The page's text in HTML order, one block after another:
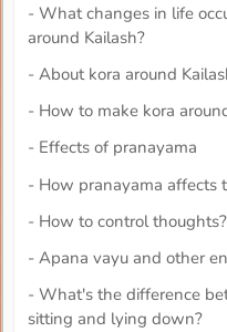
- What changes in life
around Kailash?
- About kora around
- How to make kora
- Effects of pranayama
- How pranayama affects
- How to control thoughts?
- Apana vayu and other
- What's the difference
sitting and lying down?